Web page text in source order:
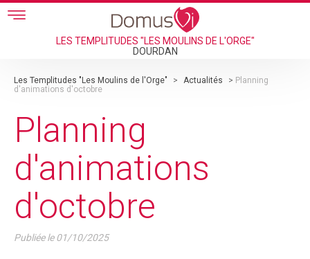
Skip to main content
LES TEMPLITUDES "LES MOULINS DE L'ORGE"
DOURDAN
Les Templitudes "Les Moulins de l'Orge" > Actualités > Planning
d'animations d'octobre
Planning
d'animations
d'octobre
Publiée le01/10/2025